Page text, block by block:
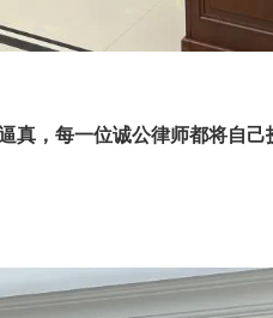
真，每一位诚公律师都将自